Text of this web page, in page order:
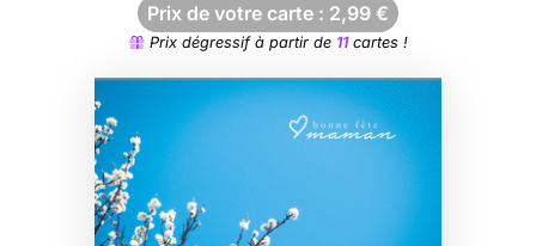
Prix de votre carte : 2,99 €
Prix dégressif à partir de 11cartes !